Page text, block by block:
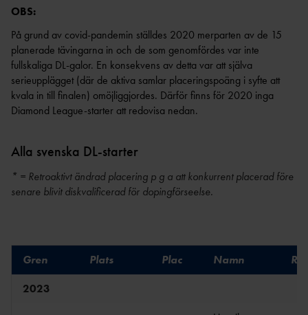
UTBILDNING
AR
MEDICINSK
DISPENS
VISTELSERAPPORTERI
ANTIDOPINGPL
INKLUDERANDE
FRIIDROTT
TRYGG
BARN
TÄVLINGAR FÖR
UNGDOM
SVENSKA MÄSTERSKAP
GRENPROGRAM
SM-
BESTÄMMELSER
KAST
BÄSTA SM-
FÖRENING
VÄRLDSÅRSBÄSTAN
NCAA – AMERIKANSKA
UNIVERSITETSMÄSTERSKAPEN
GP-
FINALEN
ATEA
FRIIDROTTSGALAN
PRENUMERATIONER
FÖRENINGSPRENUMERATI
ON
OBS:
På grund av covid-pandemin ställdes 2020 merparten av de 15
planerade tävingarna in och de som genomfördes var inte
fullskaliga DL-galor. En konsekvens av detta var att själva
serieupplägget (där de aktiva samlar placeringspoäng i syfte att
kvala in till finalen) omöjliggjordes. Därför finns för 2020 inga
Diamond League-starter att redovisa nedan.
Alla svenska DL-starter
* = Retroaktivt ändrad placering p g a att konkurrent placerad före
senare blivit diskvalificerad för dopingförseelse.
Gren Plats Plac Namn
2023